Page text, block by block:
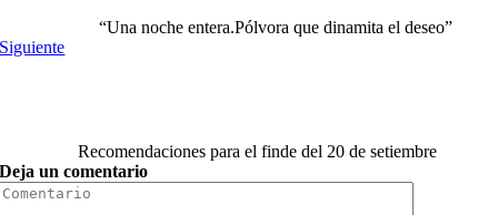
“Una noche entera.Pólvora que dinamita el deseo”
Siguiente
Recomendaciones para el finde del 20 de setiembre
Deja un comentario